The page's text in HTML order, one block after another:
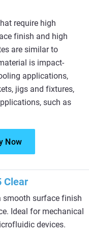
require high
finish and high
are similar to
is impact-
applications,
jigs and fixtures,
such as
Now
Clear
smooth surface finish
Ideal for mechanical
devices.